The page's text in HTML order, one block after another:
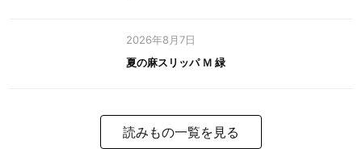
2026年8月7日
夏の麻スリッパ Ｍ 緑
読みもの一覧を見る